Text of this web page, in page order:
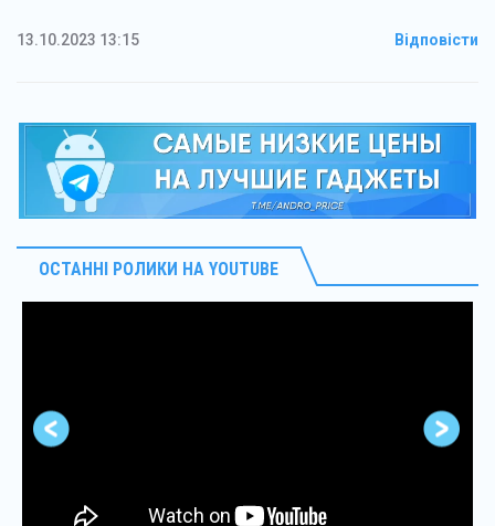
13.10.2023 13:15 Відповісти
ОСТАННІ РОЛИКИ НА YOUTUBE